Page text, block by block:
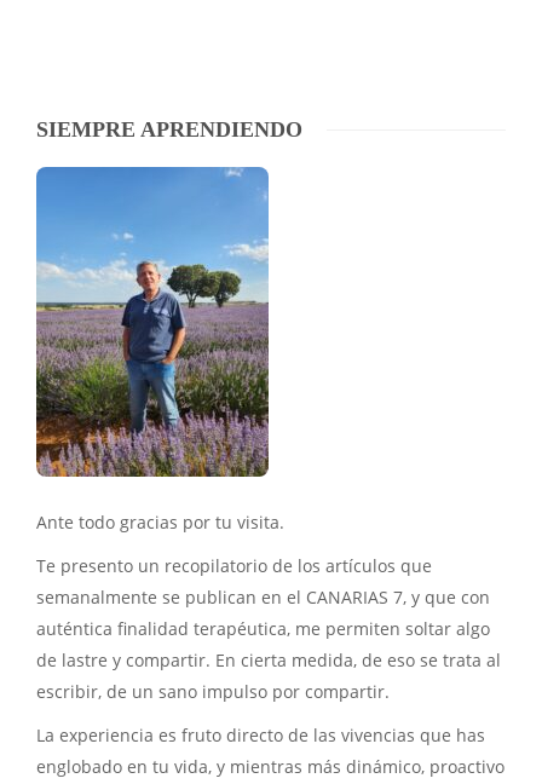
SIEMPRE APRENDIENDO
Ante todo gracias por tu visita.
Te presento un recopilatorio de los artículos que
semanalmente se publican en el CANARIAS 7, y que con
auténtica finalidad terapéutica, me permiten soltar algo
de lastre y compartir. En cierta medida, de eso se trata al
escribir, de un sano impulso por compartir.
La experiencia es fruto directo de las vivencias que has
englobado en tu vida, y mientras más dinámico, proactivo